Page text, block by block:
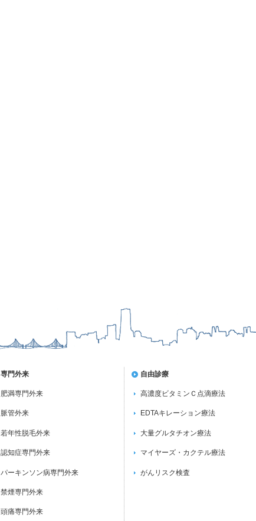
専門外来
肥満専門外来
脈管外来
若年性脱毛外来
認知症専門外来
パーキンソン病専門外来
禁煙専門外来
頭痛専門外来
自由診療
高濃度ビタミンＣ点滴療法
EDTAキレーション療法
大量グルタチオン療法
マイヤーズ・カクテル療法
がんリスク検査